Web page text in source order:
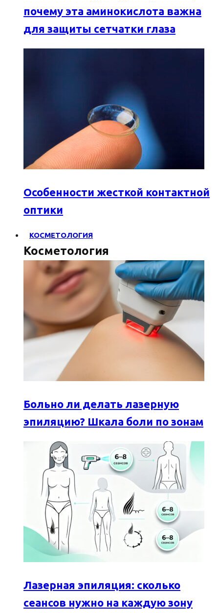
почему эта аминокислота важна
для защиты сетчатки глаза
Особенности жесткой контактной
оптики
КОСМЕТОЛОГИЯ
Косметология
Больно ли делать лазерную
эпиляцию? Шкала боли по зонам
Лазерная эпиляция: сколько
сеансов нужно на каждую зону